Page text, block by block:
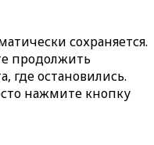
сохраняется.
продолжить
где остановились.
нажмите кнопку